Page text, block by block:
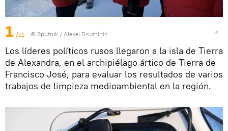
1 /11 © Sputnik / Alexei Druzhinin
Los líderes políticos rusos llegaron a la isla de Tierra
de Alexandra, en el archipiélago ártico de Tierra de
Francisco José, para evaluar los resultados de varios
trabajos de limpieza medioambiental en la región.